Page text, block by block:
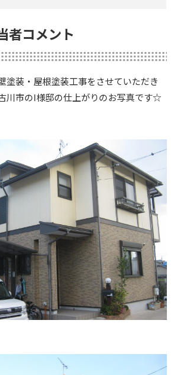
者コメント
塗装・屋根塗装工事をさせていただき
川市のI様邸の仕上がりのお写真です☆